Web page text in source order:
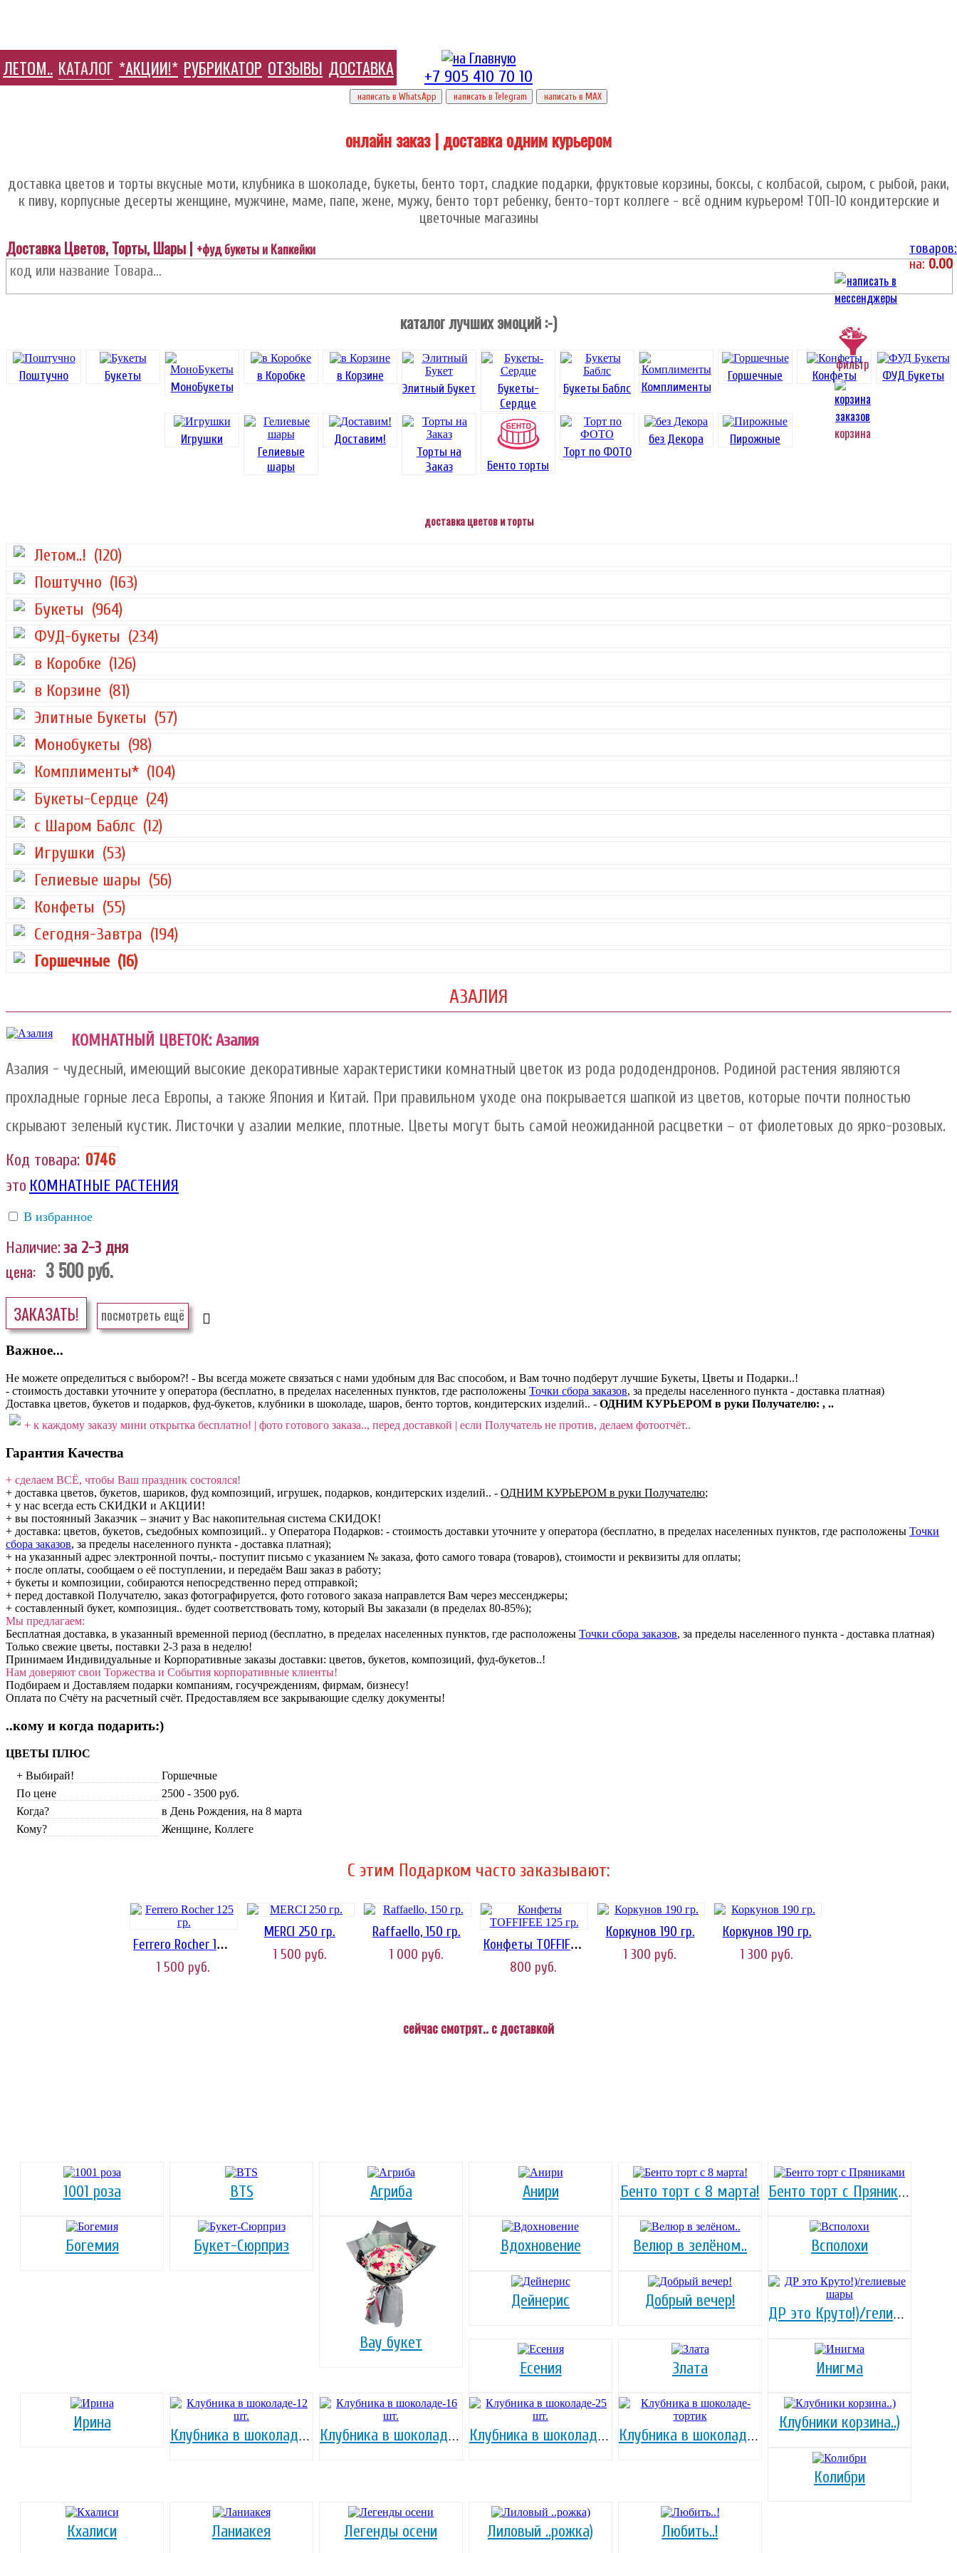
ЛЕТОМ.. КАТАЛОГ *АКЦИИ!* РУБРИКАТОР ОТЗЫВЫ ДОСТАВКА
+7 905 410 70 10
написать в WhatsApp написать в Telegram написать в МАХ
онлайн заказ | доставка одним курьером
доставка цветов и торты вкусные моти, клубника в шоколаде, букеты, бенто торт, сладкие подарки, фруктовые корзины, боксы, с колбасой, сыром, с рыбой, раки,
к пиву, корпусные десерты женщине, мужчине, маме, папе, жене, мужу, бенто торт ребенку, бенто-торт коллеге - всё одним курьером! ТОП-10 кондитерские и
цветочные магазины
товаров:
на: 0.00
фильтр
корзина
Доставка Цветов, Торты, Шары | +фуд букеты и Капкейки
каталог лучших эмоций :-)
Поштучно Букеты
МоноБукеты
в Коробке
в Корзине
Элитный Букет
Букеты-
Сердце
Букеты Баблс Комплименты
Горшечные Конфеты ФУД Букеты
Игрушки
Гелиевые
шары
Доставим!
Торты на
Заказ
Бенто торты
Торт по ФОТО
без Декора Пирожные
доставка цветов и торты
Летом..! (120)
Поштучно (163)
Букеты (964)
ФУД-букеты (234)
в Коробке (126)
в Корзине (81)
Элитные Букеты (57)
Монобукеты (98)
Комплименты* (104)
Букеты-Сердце (24)
с Шаром Баблс (12)
Игрушки (53)
Гелиевые шары (56)
Конфеты (55)
Сегодня-Завтра (194)
Горшечные (16)
АЗАЛИЯ
КОМНАТНЫЙ ЦВЕТОК: Азалия
Азалия - чудесный, имеющий высокие декоративные характеристики комнатный цветок из рода рододендронов. Родиной растения являются
прохладные горные леса Европы, а также Япония и Китай. При правильном уходе она покрывается шапкой из цветов, которые почти полностью
скрывают зеленый кустик. Листочки у азалии мелкие, плотные. Цветы могут быть самой неожиданной расцветки – от фиолетовых до ярко-розовых.
Код товара: 0746
это КОМНАТНЫЕ РАСТЕНИЯ
В избранное
Наличие:за 2-3 дня
цена: 3 500руб.
ЗАКАЗАТЬ! посмотреть ещё
Важное...
Не можете определиться с выбором?! - Вы всегда можете связаться с нами удобным для Вас способом, и Вам точно подберут лучшие Букеты, Цветы и Подарки..!
- стоимость доставки уточните у оператора (бесплатно, в пределах населенных пунктов, где расположены Точки сбора заказов, за пределы населенного пункта - доставка платная)
Доставка цветов, букетов и подарков, фуд-букетов, клубники в шоколаде, шаров, бенто тортов, кондитерских изделий.. - ОДНИМ КУРЬЕРОМ в руки Получателю: , ..
+ к каждому заказу мини открытка бесплатно! | фото готового заказа.., перед доставкой | если Получатель не против, делаем фотоотчёт..
Гарантия Качества
+ сделаем ВСЁ, чтобы Ваш праздник состоялся!
+ доставка цветов, букетов, шариков, фуд композиций, игрушек, подарков, кондитерских изделий.. - ОДНИМ КУРЬЕРОМ в руки Получателю;
+ у нас всегда есть СКИДКИ и АКЦИИ!
+ вы постоянный Заказчик – значит у Вас накопительная система СКИДОК!
+ доставка: цветов, букетов, съедобных композиций.. у Оператора Подарков: - стоимость доставки уточните у оператора (бесплатно, в пределах населенных пунктов, где расположены Точки
сбора заказов, за пределы населенного пункта - доставка платная);
+ на указанный адрес электронной почты,- поступит письмо с указанием № заказа, фото самого товара (товаров), стоимости и реквизиты для оплаты;
+ после оплаты, сообщаем о её поступлении, и передаём Ваш заказ в работу;
+ букеты и композиции, собираются непосредственно перед отправкой;
+ перед доставкой Получателю, заказ фотографируется, фото готового заказа направлется Вам через мессенджеры;
+ составленный букет, композиция.. будет соответствовать тому, который Вы заказали (в пределах 80-85%);
Мы предлагаем:
Бесплатная доставка, в указанный временной период (бесплатно, в пределах населенных пунктов, где расположены Точки сбора заказов, за пределы населенного пункта - доставка платная)
Только свежие цветы, поставки 2-3 раза в неделю!
Принимаем Индивидуальные и Корпоративные заказы доставки: цветов, букетов, композиций, фуд-букетов..!
Нам доверяют свои Торжества и События корпоративные клиенты!
Подбираем и Доставляем подарки компаниям, госучреждениям, фирмам, бизнесу!
Оплата по Счёту на расчетный счёт. Предоставляем все закрывающие сделку документы!
..кому и когда подарить:)
ЦВЕТЫ ПЛЮС
+ Выбирай!
Горшечные
По цене
2500 - 3500 руб.
Когда?
в День Рождения, на 8 марта
Кому?
Женщине, Коллеге
C этим Подарком часто заказывают:
Ferrero Rocher 125 гр.
1 500 руб.
MERCI 250 гр.
1 500 руб.
Raffaello, 150 гр.
1 000 руб.
Конфеты TOFFIFEE 125 гр.
800 руб.
Коркунов 190 гр.
1 300 руб.
Коркунов 190 гр.
1 300 руб.
сейчас смотрят.. с доставкой
1001 роза BTS Агриба Анири Бенто торт с 8 марта! Бенто торт с Пряниками
Богемия Букет-Сюрприз
Вау букет
Вдохновение Велюр в зелёном.. Всполохи
Дейнерис Добрый вечер!
ДР это Круто!)/гелиевые шары
Есения Злата Инигма
Ирина
Клубника в шоколаде-12 шт. Клубника в шоколаде-16 шт. Клубника в шоколаде-25 шт. Клубника в шоколаде-тортик
Клубники корзина..)
Колибри
Кхалиси Ланиакея Легенды осени Лиловый ..рожка) Любить..!